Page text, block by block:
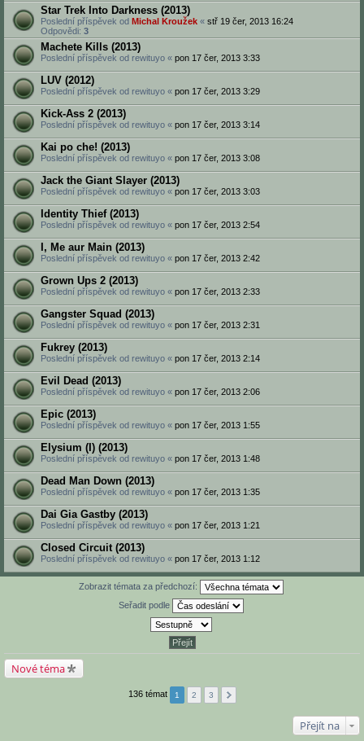
Star Trek Into Darkness (2013)
Poslední příspěvek od Michal Kroužek « stř 19 čer, 2013 16:24
Odpovědi: 3
Machete Kills (2013)
Poslední příspěvek od rewituyo « pon 17 čer, 2013 3:33
LUV (2012)
Poslední příspěvek od rewituyo « pon 17 čer, 2013 3:29
Kick-Ass 2 (2013)
Poslední příspěvek od rewituyo « pon 17 čer, 2013 3:14
Kai po che! (2013)
Poslední příspěvek od rewituyo « pon 17 čer, 2013 3:08
Jack the Giant Slayer (2013)
Poslední příspěvek od rewituyo « pon 17 čer, 2013 3:03
Identity Thief (2013)
Poslední příspěvek od rewituyo « pon 17 čer, 2013 2:54
I, Me aur Main (2013)
Poslední příspěvek od rewituyo « pon 17 čer, 2013 2:42
Grown Ups 2 (2013)
Poslední příspěvek od rewituyo « pon 17 čer, 2013 2:33
Gangster Squad (2013)
Poslední příspěvek od rewituyo « pon 17 čer, 2013 2:31
Fukrey (2013)
Poslední příspěvek od rewituyo « pon 17 čer, 2013 2:14
Evil Dead (2013)
Poslední příspěvek od rewituyo « pon 17 čer, 2013 2:06
Epic (2013)
Poslední příspěvek od rewituyo « pon 17 čer, 2013 1:55
Elysium (I) (2013)
Poslední příspěvek od rewituyo « pon 17 čer, 2013 1:48
Dead Man Down (2013)
Poslední příspěvek od rewituyo « pon 17 čer, 2013 1:35
Dai Gia Gastby (2013)
Poslední příspěvek od rewituyo « pon 17 čer, 2013 1:21
Closed Circuit (2013)
Poslední příspěvek od rewituyo « pon 17 čer, 2013 1:12
Zobrazit témata za předchozí:
Seřadit podle
Nové téma
136 témat 1 2 3
Přejít na